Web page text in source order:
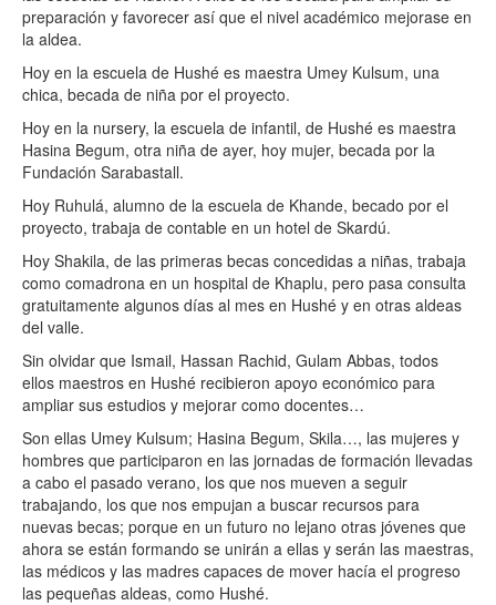
preparación y favorecer así que el nivel académico mejorase en
la aldea.
Hoy en la escuela de Hushé es maestra Umey Kulsum, una
chica, becada de niña por el proyecto.
Hoy en la nursery, la escuela de infantil, de Hushé es maestra
Hasina Begum, otra niña de ayer, hoy mujer, becada por la
Fundación Sarabastall.
Hoy Ruhulá, alumno de la escuela de Khande, becado por el
proyecto, trabaja de contable en un hotel de Skardú.
Hoy Shakila, de las primeras becas concedidas a niñas, trabaja
como comadrona en un hospital de Khaplu, pero pasa consulta
gratuitamente algunos días al mes en Hushé y en otras aldeas
del valle.
Sin olvidar que Ismail, Hassan Rachid, Gulam Abbas, todos
ellos maestros en Hushé recibieron apoyo económico para
ampliar sus estudios y mejorar como docentes…
Son ellas Umey Kulsum; Hasina Begum, Skila…, las mujeres y
hombres que participaron en las jornadas de formación llevadas
a cabo el pasado verano, los que nos mueven a seguir
trabajando, los que nos empujan a buscar recursos para
nuevas becas; porque en un futuro no lejano otras jóvenes que
ahora se están formando se unirán a ellas y serán las maestras,
las médicos y las madres capaces de mover hacía el progreso
las pequeñas aldeas, como Hushé.